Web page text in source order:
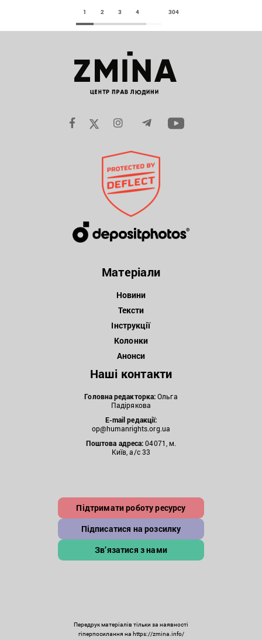
1 2 3 4 304
Матеріали
Новини
Тексти
Інструкції
Колонки
Анонси
Наші контакти
Головна редакторка:Ольга
Падірякова
E-mail редакції:
op@humanrights.org.ua
Поштова адреса:04071, м.
Київ, а/с 33
Підтримати роботу ресурсу
Підписатися на розсилку
Зв’язатися з нами
Передрук матеріалів тільки за наявності
гіперпосилання на https://zmina.info/